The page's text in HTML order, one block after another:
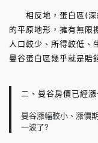
相反地，蛋白區(深
的平原地形，擁有無限
人口較少、所得較低、
曼谷蛋白區幾乎就是賠
二、曼谷房價已經
曼谷漲幅較小、漲價
一波了?